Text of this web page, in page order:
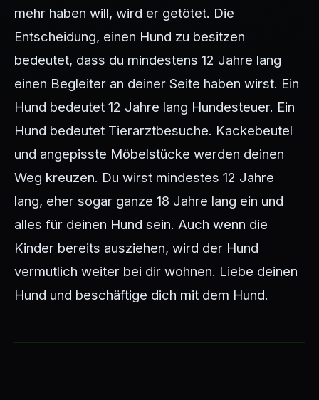
mehr haben will, wird er getötet. Die
Entscheidung, einen Hund zu besitzen
bedeutet, dass du mindestens 12 Jahre lang
einen Begleiter an deiner Seite haben wirst. Ein
Hund bedeutet 12 Jahre lang Hundesteuer. Ein
Hund bedeutet Tierarztbesuche. Kackebeutel
und angepisste Möbelstücke werden deinen
Weg kreuzen. Du wirst mindestes 12 Jahre
lang, eher sogar ganze 18 Jahre lang ein und
alles für deinen Hund sein. Auch wenn die
Kinder bereits ausziehen, wird der Hund
vermutlich weiter bei dir wohnen. Liebe deinen
Hund und beschäftige dich mit dem Hund.